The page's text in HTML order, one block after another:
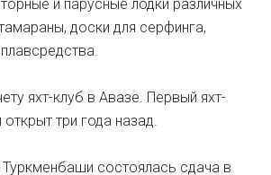
и парусные лодки различных
доски для серфинга,
яхт-клуб в Авазе. Первый яхт-
открыт три года назад.
состоялась сдача в